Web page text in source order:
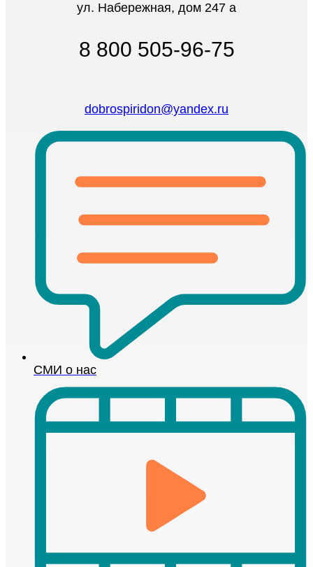
ул. Набережная, дом 247 а
8 800 505-96-75
dobrospiridon@yandex.ru
СМИ о нас